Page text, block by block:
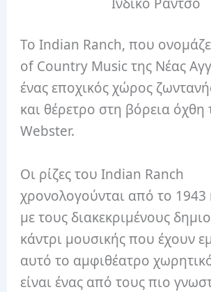
Το Indian Ranch, που
of Country Music της Νέας
ένας εποχικός χώρος
και θέρετρο στη βόρεια όχθη
Webster.
Οι ρίζες του Indian Ranch
χρονολογούνται από το 1943
με τους διακεκριμένους
κάντρι μουσικής που έχουν
αυτό το αμφιθέατρο
είναι ένας από τους πιο